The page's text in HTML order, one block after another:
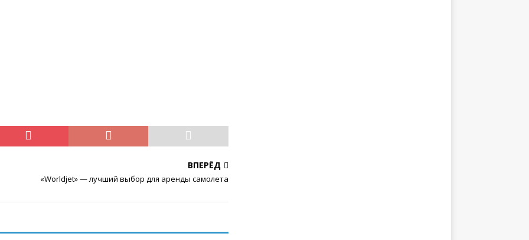
ВПЕРЁД
«Worldjet» — лучший выбор для аренды самолета